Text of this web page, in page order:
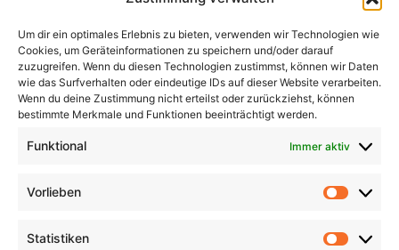
Um dir ein optimales Erlebnis zu bieten, verwenden wir Technologien wie
Cookies, um Geräteinformationen zu speichern und/oder darauf
zuzugreifen. Wenn du diesen Technologien zustimmst, können wir Daten
wie das Surfverhalten oder eindeutige IDs auf dieser Website verarbeiten.
Wenn du deine Zustimmung nicht erteilst oder zurückziehst, können
bestimmte Merkmale und Funktionen beeinträchtigt werden.
Funktional Immer aktiv
Vorlieben
Statistiken
Metamorphosen Mord Pakte
Pandemie Pest Rache Rollenspiel Roman
Räuber Satire Schiffe Schräg Tiere
Tod Traum Verlust Verwechselte Identität